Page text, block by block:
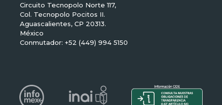
Circuito Tecnopolo Norte 117,
Col. Tecnopolo Pocitos II.
Aguascalientes, CP 20313.
México
Conmutador: +52 (449) 994 5150